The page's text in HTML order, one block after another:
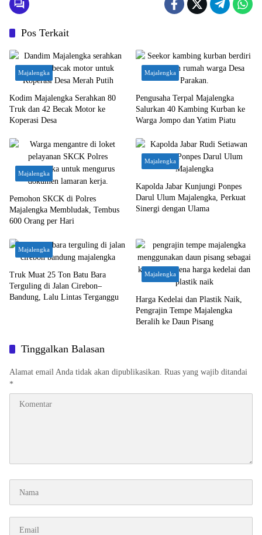
Pos Terkait
Majalengka
Kodim Majalengka Serahkan 80
Truk dan 42 Becak Motor ke
Koperasi Desa
Majalengka
Pengusaha Terpal Majalengka
Salurkan 40 Kambing Kurban ke
Warga Jompo dan Yatim Piatu
Majalengka
Pemohon SKCK di Polres
Majalengka Membludak, Tembus
600 Orang per Hari
Majalengka
Kapolda Jabar Kunjungi Ponpes
Darul Ulum Majalengka, Perkuat
Sinergi dengan Ulama
Majalengka
Truk Muat 25 Ton Batu Bara
Terguling di Jalan Cirebon–
Bandung, Lalu Lintas Terganggu
Majalengka
Harga Kedelai dan Plastik Naik,
Pengrajin Tempe Majalengka
Beralih ke Daun Pisang
Tinggalkan Balasan
Alamat email Anda tidak akan dipublikasikan. Ruas yang wajib ditandai
*